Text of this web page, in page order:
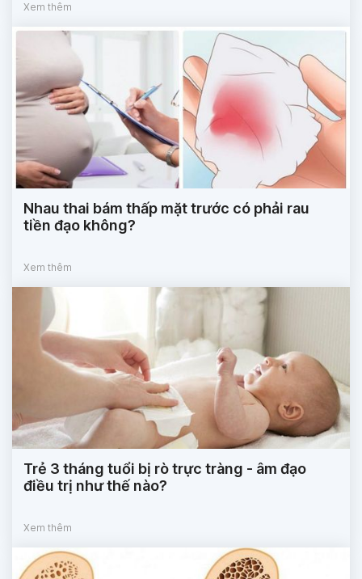
Xem thêm
Nhau thai bám thấp mặt trước có phải rau
tiền đạo không?
Xem thêm
Trẻ 3 tháng tuổi bị rò trực tràng - âm đạo
điều trị như thế nào?
Xem thêm